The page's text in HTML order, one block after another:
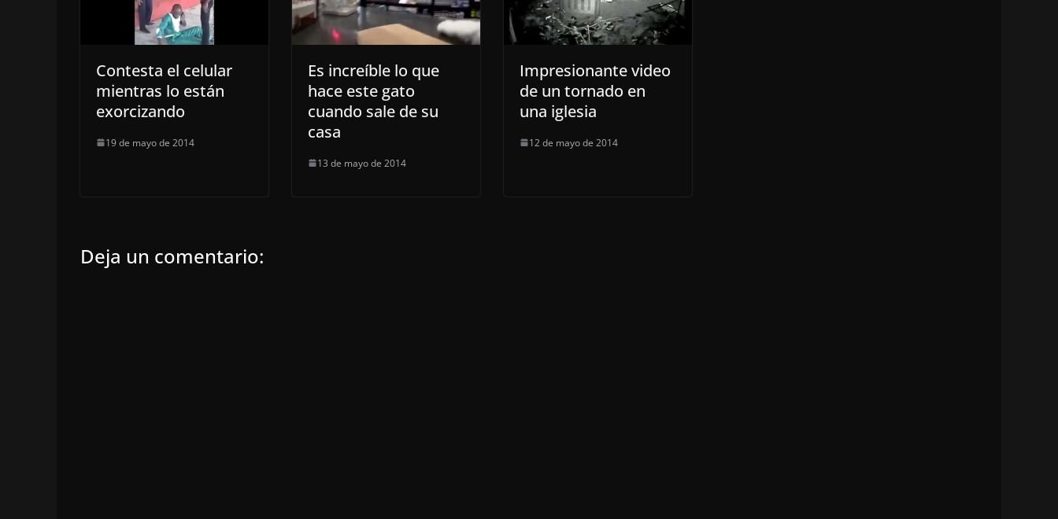
Contesta el celular
mientras lo están
exorcizando
19 de mayo de 2014
Es increíble lo que
hace este gato
cuando sale de su
casa
13 de mayo de 2014
Impresionante video
de un tornado en
una iglesia
12 de mayo de 2014
Deja un comentario: